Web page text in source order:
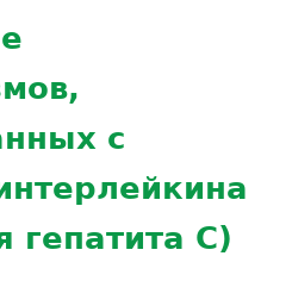
мер для
с
гепатита С)